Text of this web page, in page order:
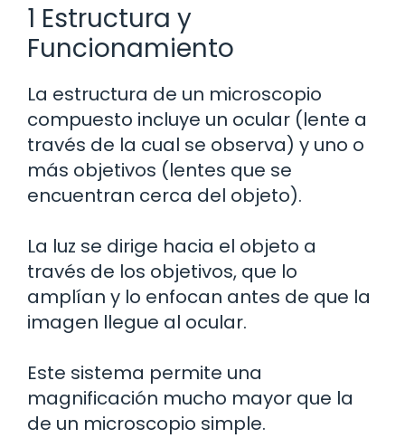
1 Estructura y
Funcionamiento
La estructura de un microscopio
compuesto incluye un ocular (lente a
través de la cual se observa) y uno o
más objetivos (lentes que se
encuentran cerca del objeto).
La luz se dirige hacia el objeto a
través de los objetivos, que lo
amplían y lo enfocan antes de que la
imagen llegue al ocular.
Este sistema permite una
magnificación mucho mayor que la
de un microscopio simple.